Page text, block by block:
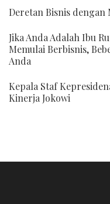
Deretan Bisnis dengan
Jika Anda Adalah Ibu
Memulai Berbisnis,
Anda
Kepala Staf
Kinerja Jokowi